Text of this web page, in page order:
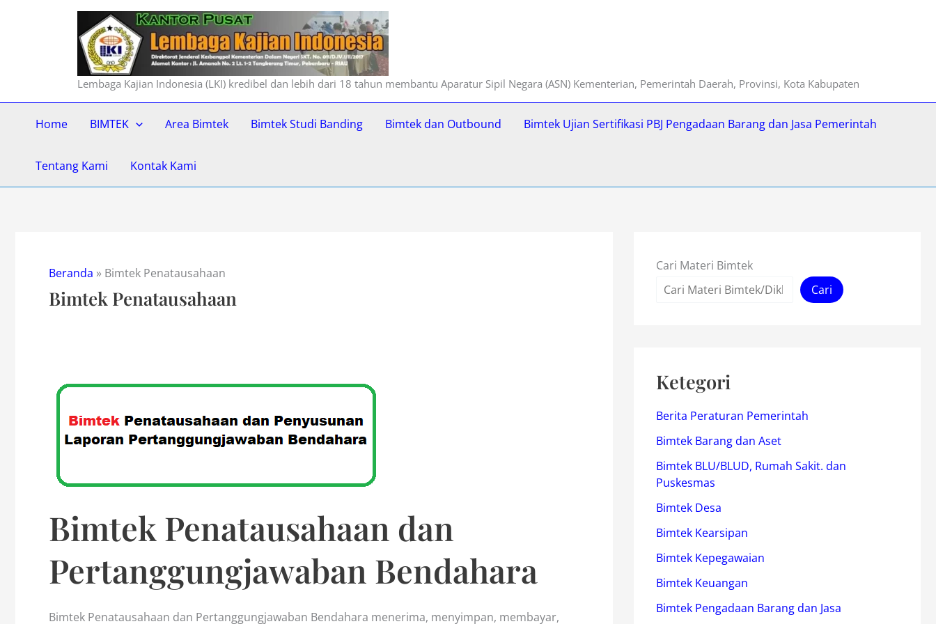
Lembaga Kajian Indonesia (LKI) kredibel dan lebih dari 18 tahun membantu Aparatur Sipil Negara (ASN) Kementerian, Pemerintah Daerah, Provinsi, Kota Kabupaten
Home BIMTEK Area Bimtek Bimtek Studi Banding Bimtek dan Outbound Bimtek Ujian Sertifikasi PBJ Pengadaan Barang dan Jasa Pemerintah
Tentang Kami Kontak Kami
Beranda » Bimtek Penatausahaan
Bimtek Penatausahaan
Bimtek Penatausahaan dan
Pertanggungjawaban Bendahara
Bimtek Penatausahaan dan Pertanggungjawaban Bendahara menerima, menyimpan, membayar,
Cari Materi Bimtek
Cari
Ketegori
Berita Peraturan Pemerintah
Bimtek Barang dan Aset
Bimtek BLU/BLUD, Rumah Sakit. dan
Puskesmas
Bimtek Desa
Bimtek Kearsipan
Bimtek Kepegawaian
Bimtek Keuangan
Bimtek Pengadaan Barang dan Jasa